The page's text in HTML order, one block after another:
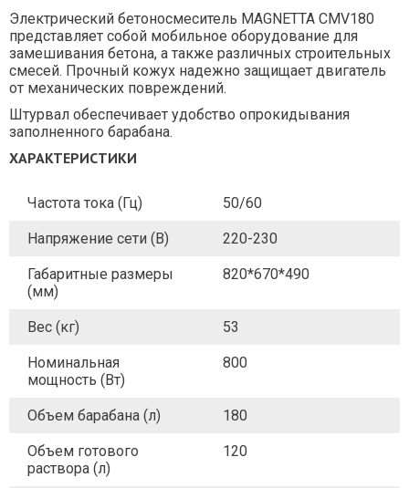
Электрический бетоносмеситель MAGNETTA CMV180
представляет собой мобильное оборудование для
замешивания бетона, а также различных строительных
смесей. Прочный кожух надежно защищает двигатель
от механических повреждений.
Штурвал обеспечивает удобство опрокидывания
заполненного барабана.
ХАРАКТЕРИСТИКИ
Частота тока (Гц) 50/60
Напряжение сети (В) 220-230
Габаритные размеры
(мм)
820*670*490
Вес (кг) 53
Номинальная
мощность (Вт)
800
Объем барабана (л) 180
Объем готового
раствора (л)
120